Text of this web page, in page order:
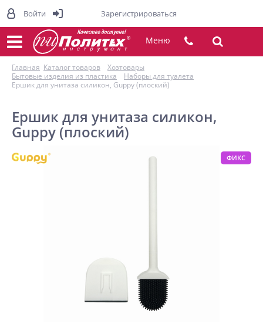
Меню
Главная Каталог товаров
Хозтовары
Бытовые изделия из пластика
Наборы для туалета
Ершик для унитаза силикон, Guppy (плоский)
Ершик для унитаза силикон,
Guppy (плоский)
ФИКС
Войти Зарегистрироваться